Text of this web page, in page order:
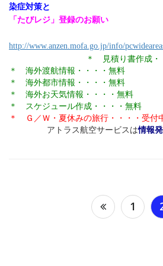
染症対策と
「たびレジ」登録のお願い
http://www.anzen.mofa.go.jp/info/
＊ 見積り書作成・
＊ 海外渡航情報・・・・無料
＊ 海外都市情報・・・・無料
＊ 海外お天気情報・・・・無料
＊ スケジュール作成・・・・無料
＊ Ｇ／Ｗ・夏休みの旅行・・・・受付
アトラス航空サービスは情報
1